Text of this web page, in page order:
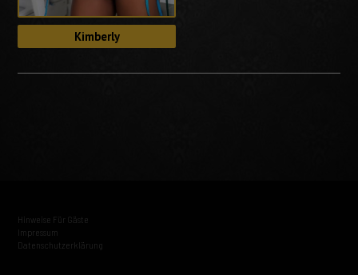
Kimberly
Hinweise Für Gäste
Impressum
Datenschutzerklärung